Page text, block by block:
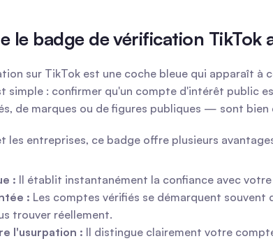
le badge de vérification TikTok
sur TikTok est une coche bleue qui apparaît
simple : confirmer qu'un compte d'intérêt public
de marques ou de figures publiques — sont
les entreprises, ce badge offre plusieurs
: Il établit instantanément la confiance avec
: Les comptes vérifiés se démarquent
trouver réellement.
l'usurpation : Il distingue clairement votre